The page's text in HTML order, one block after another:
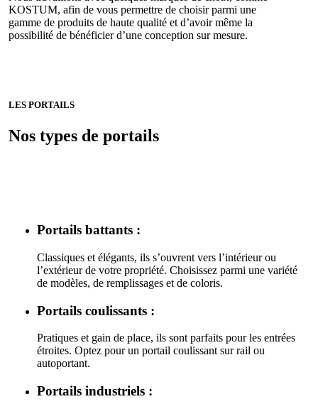
KOSTUM, afin de vous permettre de choisir parmi une
gamme de produits de haute qualité et d’avoir même la
possibilité de bénéficier d’une conception sur mesure.
LES PORTAILS
Nos types de portails
Portails battants :
Classiques et élégants, ils s’ouvrent vers l’intérieur ou
l’extérieur de votre propriété. Choisissez parmi une variété
de modèles, de remplissages et de coloris.
Portails coulissants :
Pratiques et gain de place, ils sont parfaits pour les entrées
étroites. Optez pour un portail coulissant sur rail ou
autoportant.
Portails industriels :